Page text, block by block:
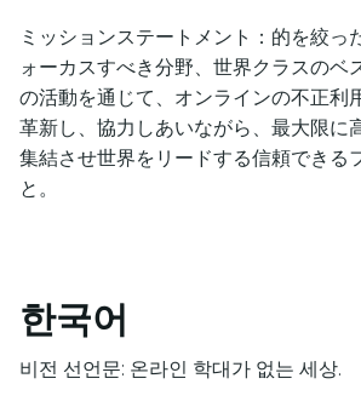
ミッションステートメント：的を絞っ
ォーカスすべき分野、世界クラスのベ
の活動を通じて、オンラインの不正利
革新し、協力しあいながら、最大限に
集結させ世界をリードする信頼できる
と。
한국어
비전 선언문: 온라인 학대가 없는 세상.